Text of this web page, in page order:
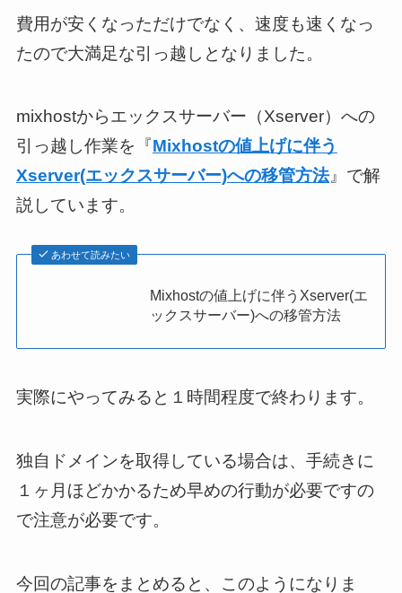
費用が安くなっただけでなく、速度も速くなっ
たので大満足な引っ越しとなりました。
mixhostからエックスサーバー（Xserver）への
引っ越し作業を『Mixhostの値上げに伴う
Xserver(エックスサーバー)への移管方法』で解
説しています。
あわせて読みたい
Mixhostの値上げに伴うXserver(エ
ックスサーバー)への移管方法
実際にやってみると １時間程度で終わります。
独自ドメインを取得している場合は、手続きに
１ヶ月ほどかかるため早めの行動が必要ですの
で注意が必要です。
今回の記事をまとめると、このようになりま